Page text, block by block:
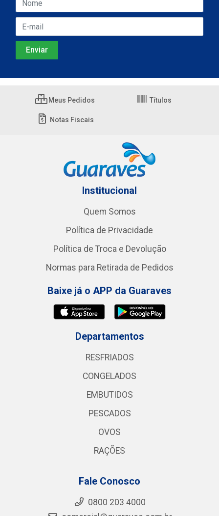
Meus Pedidos Títulos
Notas Fiscais
Institucional
Quem Somos
Política de Privacidade
Política de Troca e Devolução
Normas para Retirada de Pedidos
Baixe já o APP da Guaraves
Departamentos
RESFRIADOS
CONGELADOS
EMBUTIDOS
PESCADOS
OVOS
RAÇÕES
Fale Conosco
0800 203 4000